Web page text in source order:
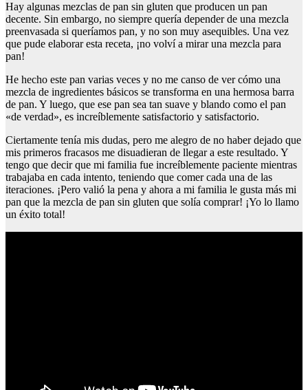
Hay algunas mezclas de pan sin gluten que producen un pan
decente. Sin embargo, no siempre quería depender de una mezcla
preenvasada si queríamos pan, y no son muy asequibles. Una vez
que pude elaborar esta receta, ¡no volví a mirar una mezcla para
pan!
He hecho este pan varias veces y no me canso de ver cómo una
mezcla de ingredientes básicos se transforma en una hermosa barra
de pan. Y luego, que ese pan sea tan suave y blando como el pan
«de verdad», es increíblemente satisfactorio y satisfactorio.
Ciertamente tenía mis dudas, pero me alegro de no haber dejado que
mis primeros fracasos me disuadieran de llegar a este resultado. Y
tengo que decir que mi familia fue increíblemente paciente mientras
trabajaba en cada intento, teniendo que comer cada una de las
iteraciones. ¡Pero valió la pena y ahora a mi familia le gusta más mi
pan que la mezcla de pan sin gluten que solía comprar! ¡Yo lo llamo
un éxito total!